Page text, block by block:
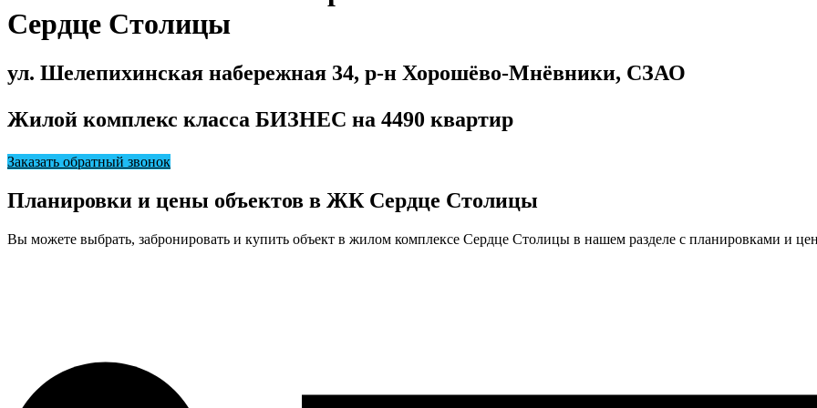
Сердце Столицы
ул. Шелепихинская набережная 34, р-н Хорошёво-Мнёвники, СЗАО
Жилой комплекс класса БИЗНЕС на 4490 квартир
Заказать обратный звонок
Планировки и цены объектов в ЖК Сердце Столицы
Вы можете выбрать, забронировать и купить объект в жилом комплексе Сердце Столицы в нашем разделе с планировками и